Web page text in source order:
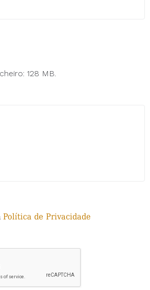
128 MB.
Política de Privacidade